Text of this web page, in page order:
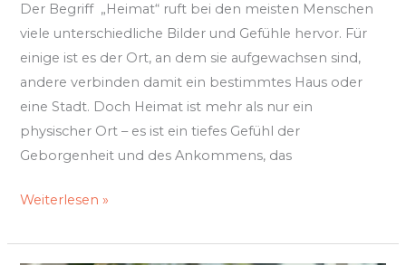
Der Begriff „Heimat“ ruft bei den meisten Menschen
viele unterschiedliche Bilder und Gefühle hervor. Für
einige ist es der Ort, an dem sie aufgewachsen sind,
andere verbinden damit ein bestimmtes Haus oder
eine Stadt. Doch Heimat ist mehr als nur ein
physischer Ort – es ist ein tiefes Gefühl der
Geborgenheit und des Ankommens, das
Weiterlesen »